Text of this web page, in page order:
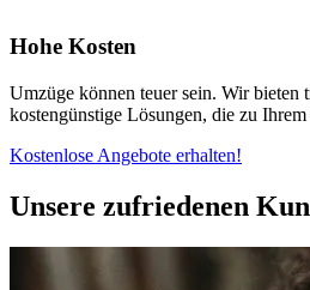
Hohe Kosten
Umzüge können teuer sein. Wir bieten
kostengünstige Lösungen, die zu Ihrem
Kostenlose Angebote erhalten!
Unsere zufriedenen